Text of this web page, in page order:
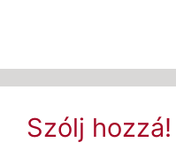
Szólj hozzá!